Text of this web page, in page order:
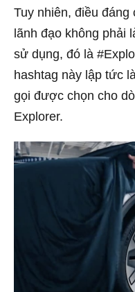
Tuy nhiên, điều đáng
lãnh đạo không phải
sử dụng, đó là
hashtag này lập tức
gọi được chọn cho
Explorer.